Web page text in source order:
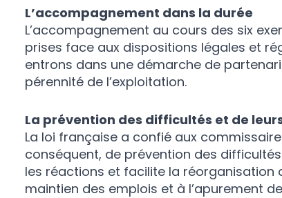
L’accompagnement dans la durée
L’accompagnement au cours des six
prises face aux dispositions légales et
entrons dans une démarche de
pérennité de l’exploitation.
La prévention des difficultés et de
La loi française a confié aux
conséquent, de prévention des
les réactions et facilite la réorganisation
maintien des emplois et à l’apurement